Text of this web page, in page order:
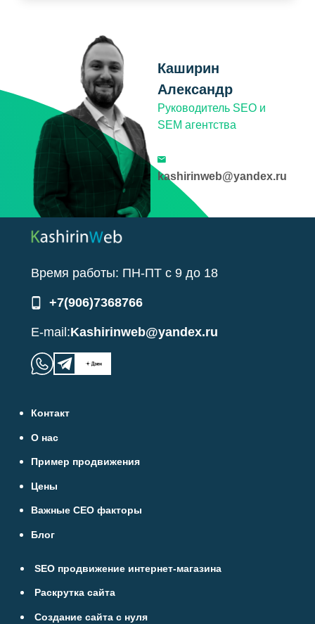
Каширин
Александр
Руководитель SEO и
SEM агентства
kashirinweb@yandex.ru
Время работы: ПН-ПТ с 9 до 18
+7(906)7368766
E-mail:Kashirinweb@yandex.ru
SEO продвижение интернет-магазина
Раскрутка сайта
Создание сайта с нуля
Контакт
О нас
Пример продвижения
Цены
Важные СЕО факторы
Блог